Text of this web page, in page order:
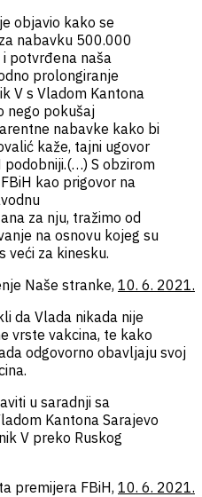
objavio kako se
nabavku 500.000
i potvrđena naša
prolongiranje
V s Vladom Kantona
nego pokušaj
nabavke kako bi
kaže, tajni ugovor
podobniji.(…) S obzirom
kao prigovor na
za nju, tražimo od
na osnovu kojeg su
veći za kinesku.
Naše stranke, 10. 6. 2021.
da Vlada nikada nije
vrste vakcina, te kako
odgovorno obavljaju svoj
u saradnji sa
Kantona Sarajevo
V preko Ruskog
premijera FBiH, 10. 6. 2021.